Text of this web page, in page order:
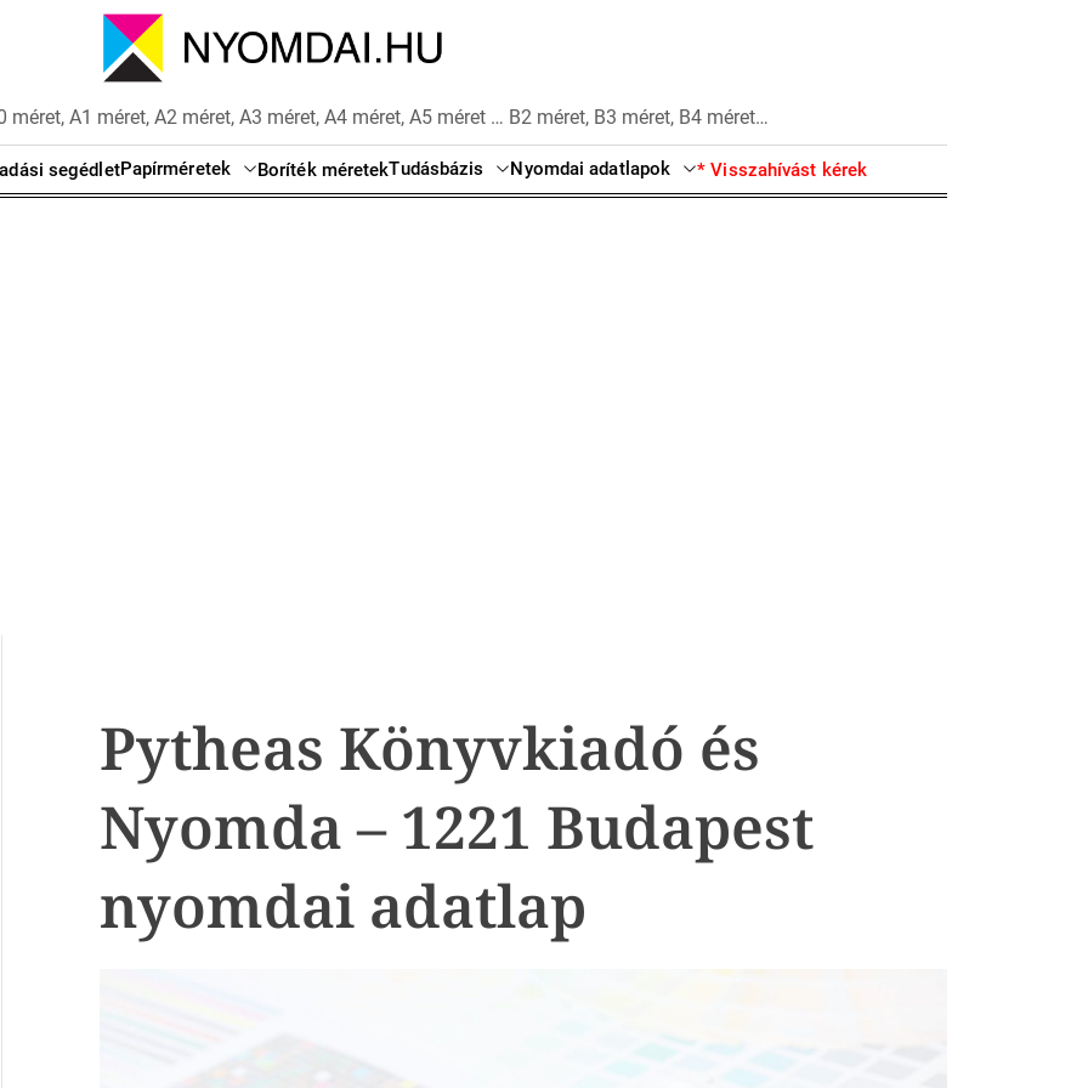
A1 méret, A2 méret, A3 méret, A4 méret, A5 méret … B2 méret, B3 méret, B4 méret…
segédletPapírméretek Boríték méretekTudásbázis Nyomdai adatlapok * Visszahívást kérek
Pytheas Könyvkiadó és
Nyomda – 1221 Budapest
nyomdai adatlap